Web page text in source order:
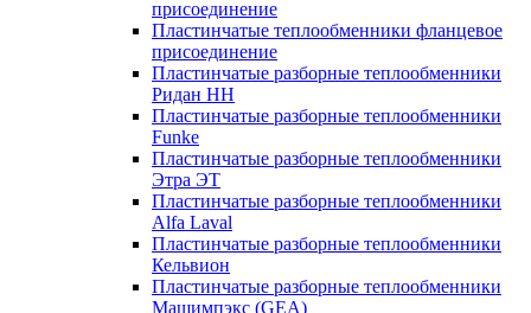
присоединение
Пластинчатые теплообменники фланцевое
присоединение
Пластинчатые разборные теплообменники
Ридан НН
Пластинчатые разборные теплообменники
Funke
Пластинчатые разборные теплообменники
Этра ЭТ
Пластинчатые разборные теплообменники
Alfa Laval
Пластинчатые разборные теплообменники
Кельвион
Пластинчатые разборные теплообменники
Машимпэкс (GEA)